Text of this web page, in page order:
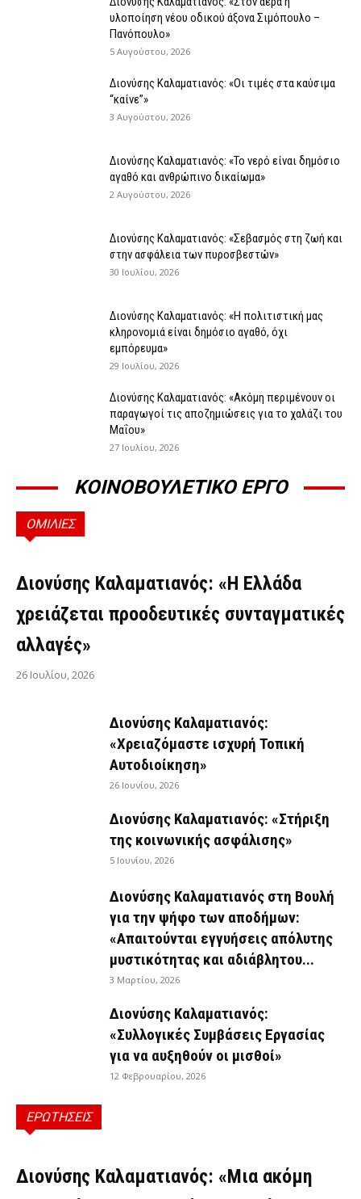
υλοποίηση νέου οδικού άξονα Σιμόπουλο –
Πανόπουλο»
5 Αυγούστου, 2026
Διονύσης Καλαματιανός: «Οι τιμές στα καύσιμα
“καίνε”»
3 Αυγούστου, 2026
Διονύσης Καλαματιανός: «Το νερό είναι δημόσιο
αγαθό και ανθρώπινο δικαίωμα»
2 Αυγούστου, 2026
Διονύσης Καλαματιανός: «Σεβασμός στη ζωή και
στην ασφάλεια των πυροσβεστών»
30 Ιουλίου, 2026
Διονύσης Καλαματιανός: «Η πολιτιστική μας
κληρονομιά είναι δημόσιο αγαθό, όχι
εμπόρευμα»
29 Ιουλίου, 2026
Διονύσης Καλαματιανός: «Ακόμη περιμένουν οι
παραγωγοί τις αποζημιώσεις για το χαλάζι του
Μαΐου»
27 Ιουλίου, 2026
ΚΟΙΝΟΒΟΥΛΕΤΙΚΟ ΕΡΓΟ
ΟΜΙΛΙΕΣ
ΟΜΙΛΊΕΣ
Διονύσης Καλαματιανός: «Η Ελλάδα
χρειάζεται προοδευτικές συνταγματικές
αλλαγές»
26 Ιουλίου, 2026
Διονύσης Καλαματιανός:
«Χρειαζόμαστε ισχυρή Τοπική
Αυτοδιοίκηση»
26 Ιουνίου, 2026
Διονύσης Καλαματιανός: «Στήριξη
της κοινωνικής ασφάλισης»
5 Ιουνίου, 2026
Διονύσης Καλαματιανός στη Βουλή
για την ψήφο των αποδήμων:
«Απαιτούνται εγγυήσεις απόλυτης
μυστικότητας και αδιάβλητου...
3 Μαρτίου, 2026
Διονύσης Καλαματιανός:
«Συλλογικές Συμβάσεις Εργασίας
για να αυξηθούν οι μισθοί»
12 Φεβρουαρίου, 2026
ΕΡΩΤΗΣΕΙΣ
ΕΡΩΤΉΣΕΙΣ
Διονύσης Καλαματιανός: «Μια ακόμη